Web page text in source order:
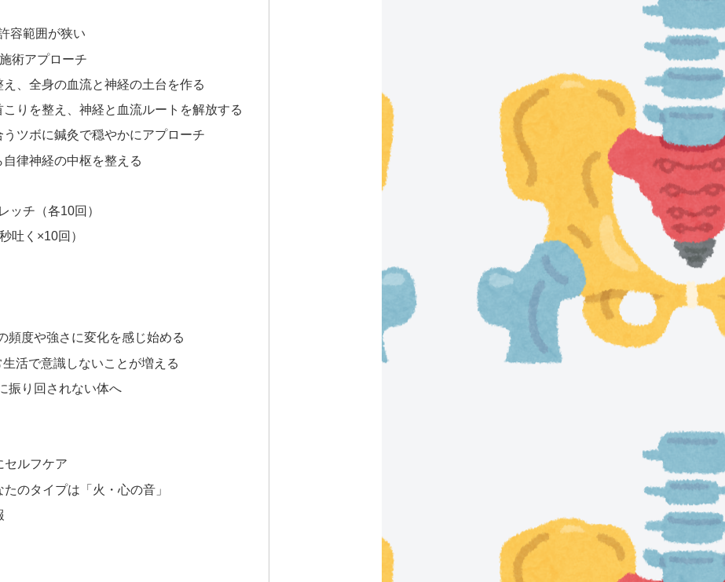
容範囲が狭い
術アプローチ
、全身の血流と神経の土台を作る
りを整え、神経と血流ルートを解放する
ツボに鍼灸で穏やかにアプローチ
律神経の中枢を整える
チ（各10回）
吐く×10回）
頻度や強さに変化を感じ始める
活で意識しないことが増える
振り回されない体へ
セルフケア
のタイプは「火・心の音」